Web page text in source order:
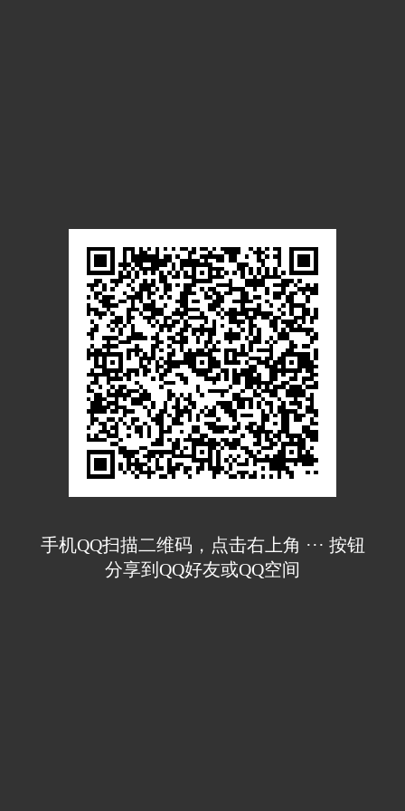
手机QQ扫描二维码，点击右上角 ··· 按钮
分享到QQ好友或QQ空间